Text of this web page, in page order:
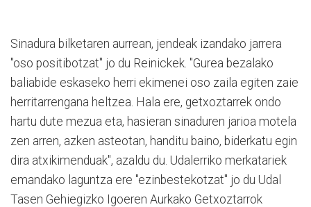
Sinadura bilketaren aurrean, jendeak izandako jarrera
"oso positibotzat" jo du Reinickek. "Gurea bezalako
baliabide eskaseko herri ekimenei oso zaila egiten zaie
herritarrengana heltzea. Hala ere, getxoztarrek ondo
hartu dute mezua eta, hasieran sinaduren jarioa motela
zen arren, azken asteotan, handitu baino, biderkatu egin
dira atxikimenduak", azaldu du. Udalerriko merkatariek
emandako laguntza ere "ezinbestekotzat" jo du Udal
Tasen Gehiegizko Igoeren Aurkako Getxoztarrok